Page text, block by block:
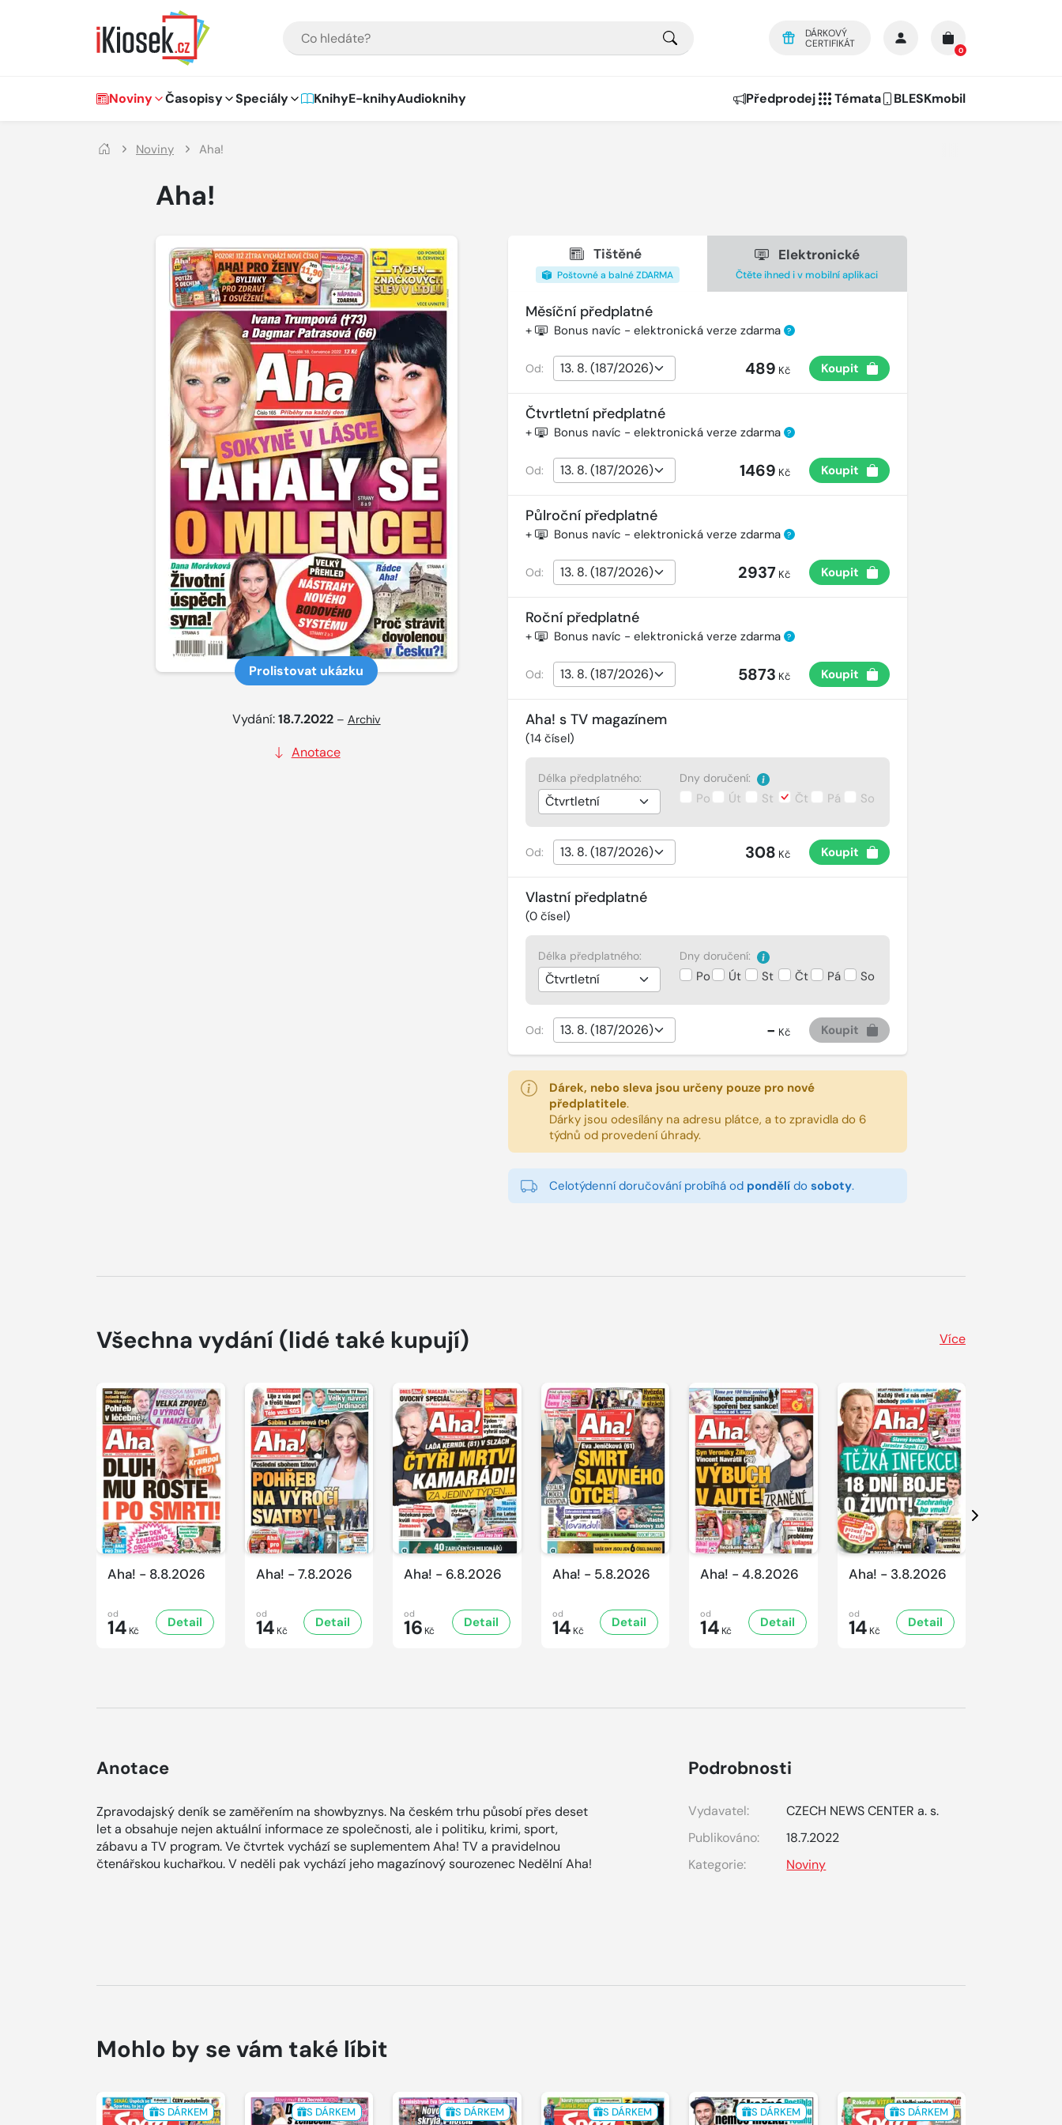
DÁRKOVÝ
CERTIFIKÁT
0
Hlavní navigace
Noviny Časopisy Speciály KnihyE-knihyAudioknihy Předprodej Témata BLESKmobil
Noviny Aha!
Aha!
Prolistovat ukázku
Vydání:18.7.2022 – Archiv
Anotace
Tištěné
Poštovné a balné ZDARMA
Elektronické
Čtěte ihned i v mobilní aplikaci
Měsíční předplatné
+ Bonus navíc - elektronická verze zdarma ?
Od: 489 Kč Koupit
Čtvrtletní předplatné
+ Bonus navíc - elektronická verze zdarma ?
Od: 1469 Kč Koupit
Půlroční předplatné
+ Bonus navíc - elektronická verze zdarma ?
Od: 2937 Kč Koupit
Roční předplatné
+ Bonus navíc - elektronická verze zdarma ?
Od: 5873 Kč Koupit
Aha! s TV magazínem
(14čísel)
Délka předplatného: Dny doručení:
Po Út St Čt Pá So
Od: 308 Kč Koupit
Vlastní předplatné
(0čísel)
Délka předplatného: Dny doručení:
Po Út St Čt Pá So
Od: - Kč Koupit
Dárek, nebo sleva jsou určeny pouze pro nové
předplatitele.
Dárky jsou odesílány na adresu plátce, a to zpravidla do 6
týdnů od provedení úhrady.
Celotýdenní doručování probíhá od pondělído soboty.
Všechna vydání (lidé také kupují) Více
Aha! - 8.8.2026
od
14 Kč
Detail
Aha! - 7.8.2026
od
14 Kč
Detail
Aha! - 6.8.2026
od
16 Kč
Detail
Aha! - 5.8.2026
od
14 Kč
Detail
Aha! - 4.8.2026
od
14 Kč
Detail
Aha! - 3.8.2026
od
14 Kč
Detail
Další
Anotace
Zpravodajský deník se zaměřením na showbyznys. Na českém trhu působí přes deset
let a obsahuje nejen aktuální informace ze společnosti, ale i politiku, krimi, sport,
zábavu a TV program. Ve čtvrtek vychází se suplementem Aha! TV a pravidelnou
čtenářskou kuchařkou. V neděli pak vychází jeho magazínový sourozenec Nedělní Aha!
Podrobnosti
Vydavatel:
CZECH NEWS CENTER a. s.
Publikováno:
18.7.2022
Kategorie:
Noviny
Mohlo by se vám také líbit
S DÁRKEM S DÁRKEM S DÁRKEM S DÁRKEM S DÁRKEM S DÁRKEM